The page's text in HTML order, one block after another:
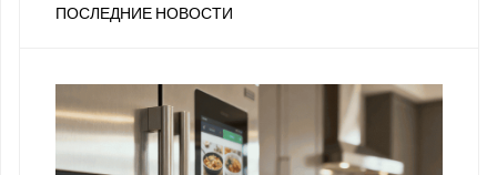
ПОСЛЕДНИЕ НОВОСТИ